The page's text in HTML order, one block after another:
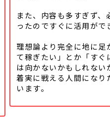
また、内容も多すぎず
ったのですぐに活用がで
理想論より完全に地に足
て稼ぎたい」とか「すぐ
は向かないかもしれない
着実に戦える人間になり
います。